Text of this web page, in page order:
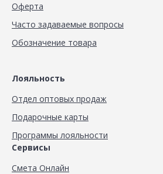
Оферта
Часто задаваемые вопросы
Обозначение товара
Лояльность
Отдел оптовых продаж
Подарочные карты
Программы лояльности
Сервисы
Смета Онлайн